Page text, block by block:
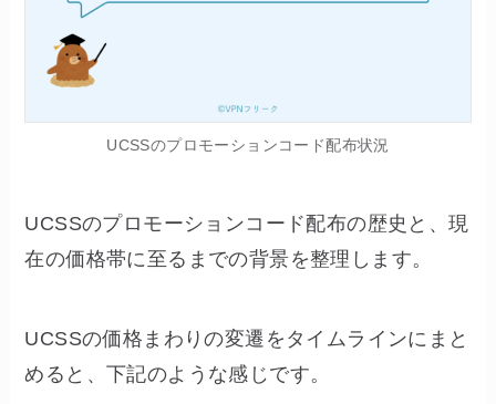
UCSSのプロモーションコード配布状況
UCSSのプロモーションコード配布の歴史と、現
在の価格帯に至るまでの背景を整理します。
UCSSの価格まわりの変遷をタイムラインにまと
めると、下記のような感じです。